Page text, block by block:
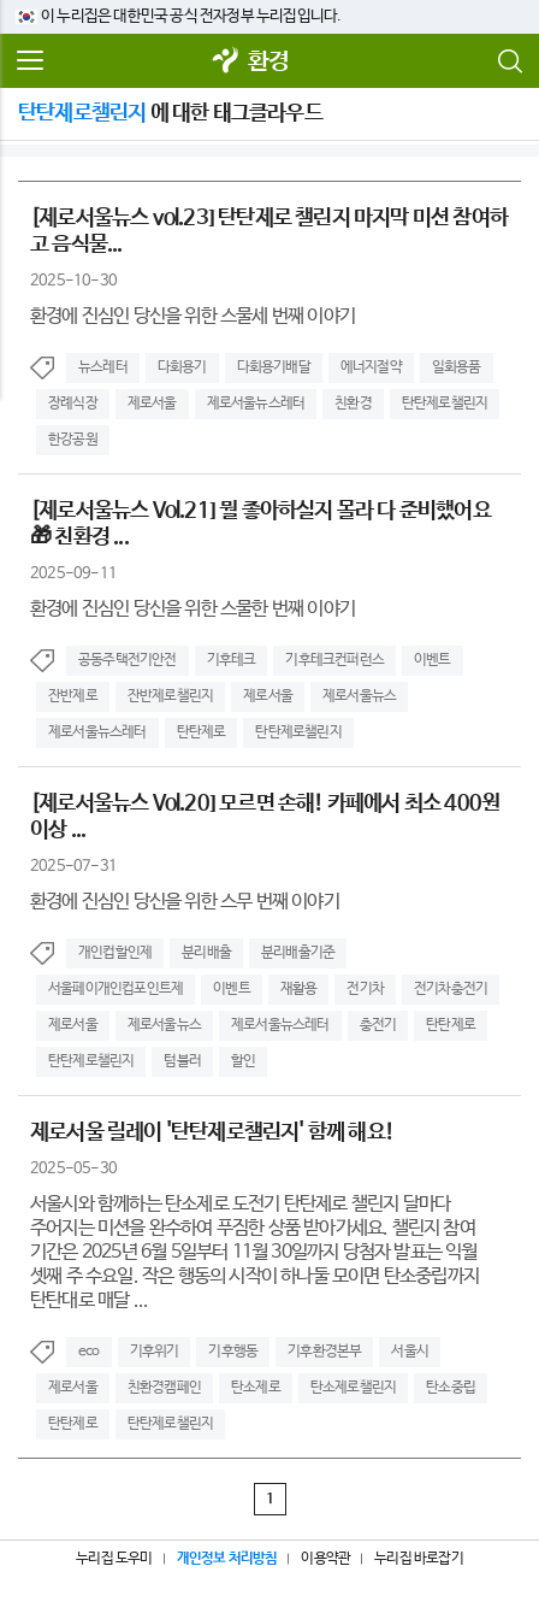
이 누리집은 대한민국 공식 전자정부 누리집입니다.
환경
탄탄제로챌린지 에 대한 태그클라우드
[제로서울뉴스 vol.23] 탄탄제로 챌린지 마지막 미션 참여하
고 음식물...
2025-10-30
환경에 진심인 당신을 위한 스물세 번째 이야기
뉴스레터 다회용기 다회용기배달 에너지절약 일회용품
장례식장 제로서울 제로서울뉴스레터 친환경 탄탄제로챌린지
한강공원
[제로서울뉴스 Vol.21] 뭘 좋아하실지 몰라 다 준비했어요
🎁 친환경 ...
2025-09-11
환경에 진심인 당신을 위한 스물한 번째 이야기
공동주택전기안전 기후테크 기후테크컨퍼런스 이벤트
잔반제로 잔반제로챌린지 제로서울 제로서울뉴스
제로서울뉴스레터 탄탄제로 탄탄제로챌린지
[제로서울뉴스 Vol.20] 모르면 손해! 카페에서 최소 400원
이상 ...
2025-07-31
환경에 진심인 당신을 위한 스무 번째 이야기
개인컵할인제 분리배출 분리배출기준
서울페이개인컵포인트제 이벤트 재활용 전기차 전기차충전기
제로서울 제로서울뉴스 제로서울뉴스레터 충전기 탄탄제로
탄탄제로챌린지 텀블러 할인
제로서울 릴레이 '탄탄제로챌린지' 함께 해요!
2025-05-30
서울시와 함께하는 탄소제로 도전기 탄탄제로 챌린지 달마다
주어지는 미션을 완수하여 푸짐한 상품 받아가세요. 챌린지 참여
기간은 2025년 6월 5일부터 11월 30일까지 당첨자 발표는 익월
셋째 주 수요일. 작은 행동의 시작이 하나둘 모이면 탄소중립까지
탄탄대로 매달 ...
eco 기후위기 기후행동 기후환경본부 서울시
제로서울 친환경캠페인 탄소제로 탄소제로챌린지 탄소중립
탄탄제로 탄탄제로챌린지
1
누리집 도우미 개인정보 처리방침 이용약관 누리집 바로잡기